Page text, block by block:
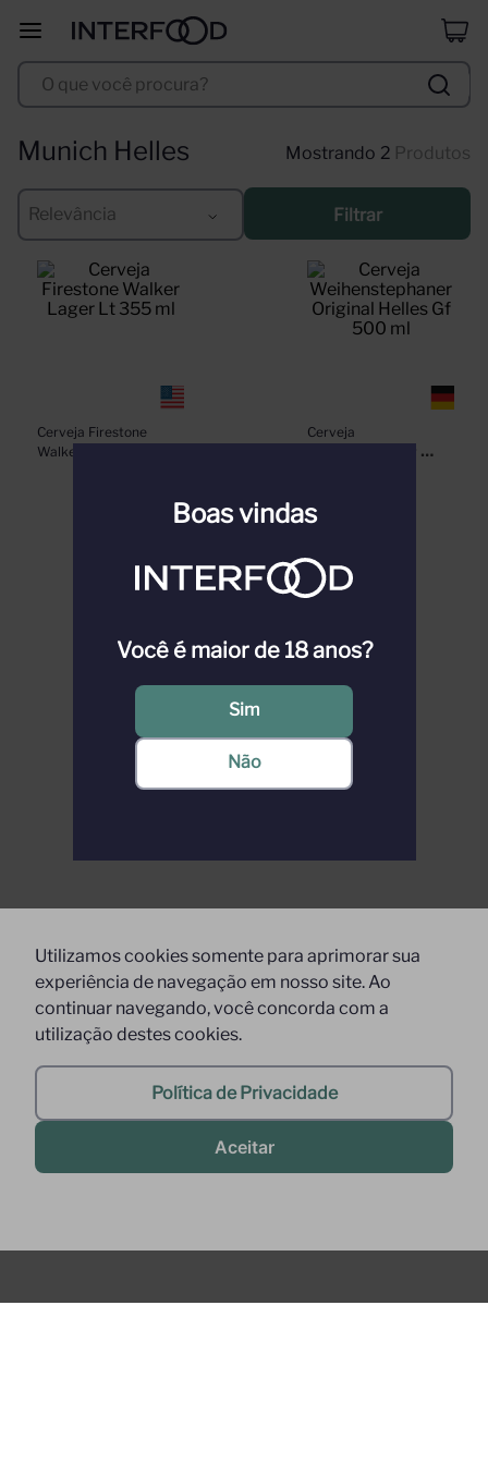
Utilizamos cookies somente para aprimorar sua
experiência de navegação em nosso site. Ao
continuar navegando, você concorda com a
utilização destes cookies.
Política de Privacidade
Aceitar
O que você procura?
Munich Helles 2 Produtos
Relevância Filtrar
Cerveja Firestone
Walker Lager Lt 355
Cerveja
Boas vindas
Você é maior de 18 anos?
Sim
Não
º duff
corpus astral
10ºsanta helena